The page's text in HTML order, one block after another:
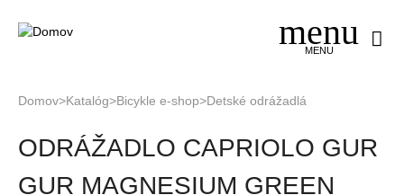
MENU
sa
tu
Domov>Katalóg>Bicykle e-shop>Detské odrážadlá
to
ODRÁŽADLO CAPRIOLO GUR
GUR MAGNESIUM GREEN